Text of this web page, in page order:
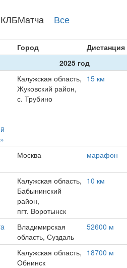
КЛБМатча Все
Город
Дистанция
2025 год
Калужская область,
Жуковский район,
с. Трубино
15 км
Москва марафон
Калужская область,
Бабынинский
район,
пгт. Воротынск
10 км
Владимирская
область, Суздаль
52600 м
Калужская область,
Обнинск
18700 м